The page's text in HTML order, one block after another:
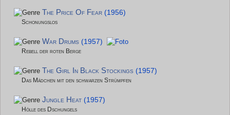
The Price Of Fear (1956)
Schonungslos
War Drums (1957)
Rebell der roten Berge
The Girl In Black Stockings (1957)
Das Mädchen mit den schwarzen Strümpfen
Jungle Heat (1957)
Hölle des Dschungels